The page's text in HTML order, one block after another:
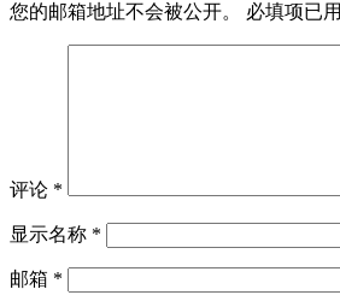
您的邮箱地址不会被公开。 必填项已用
评论 *
显示名称 *
邮箱 *